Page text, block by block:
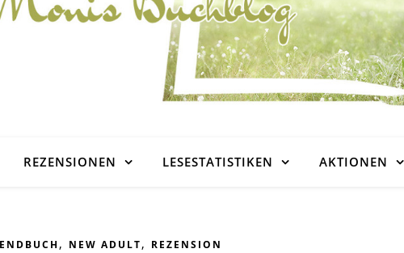
REZENSIONEN LESESTATISTIKEN AKTIONEN
, NEW ADULT, REZENSION